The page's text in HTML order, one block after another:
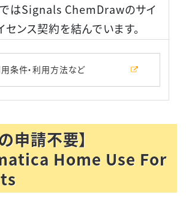
はSignals ChemDrawのサイ
センス契約を結んでいます。
条件・利用方法など
申請不要】
Home Use For